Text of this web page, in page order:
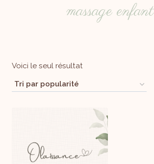
massage enfant
Voici le seul résultat